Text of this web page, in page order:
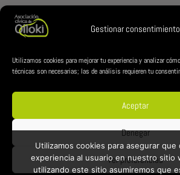
Gestionar consentimiento
Utilizamos cookies para mejorar tu experiencia y analizar
técnicas son necesarias; las de análisis requieren tu
Aceptar
Denegar
Ver preferencias
E CONDICIONES DE COMPRA Y
ENLACES DE INTERÉS
AYUNTAMIENTO DE
ZUBILAN
Utilizamos cookies para asegurar que
experiencia al usuario en nuestro sitio
utilizando este sitio asumiremos que